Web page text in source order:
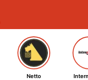
Netto